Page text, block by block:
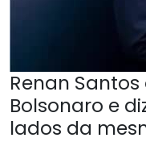
Renan
Bolsonaro e
lados da